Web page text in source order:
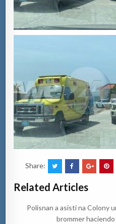
Share:
Related Articles
Polisnan a asisti na Colony
brommer